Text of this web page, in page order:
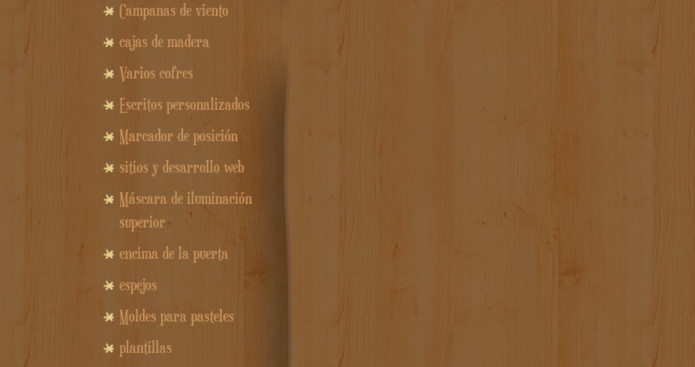
Campanas de viento
cajas de madera
Varios cofres
Escritos personalizados
Marcador de posición
sitios y desarrollo web
Máscara de iluminación
superior
encima de la puerta
espejos
Moldes para pasteles
plantillas